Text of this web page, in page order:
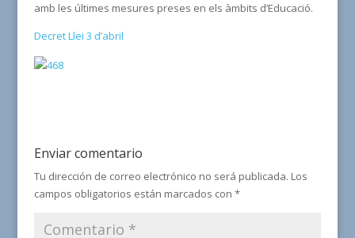
amb les últimes mesures preses en els àmbits d’Educació.
Decret Llei 3 d’abril
Enviar comentario
Tu dirección de correo electrónico no será publicada. Los
campos obligatorios están marcados con *